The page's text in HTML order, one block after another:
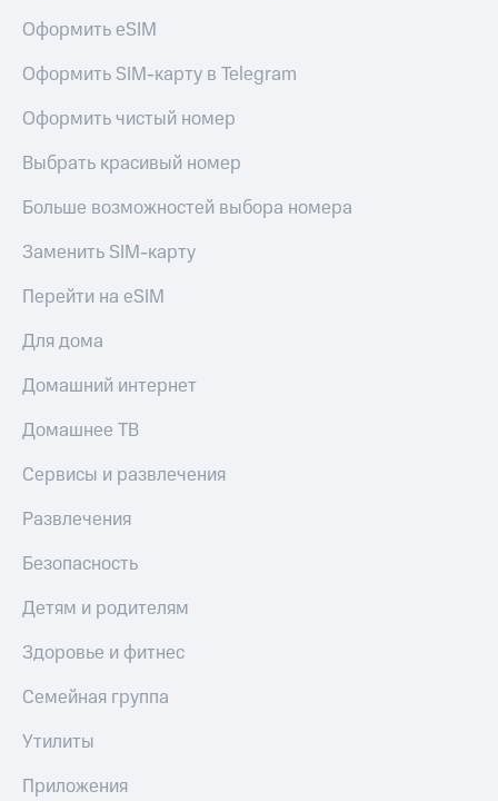
деловая этика
Оформить eSIM
Оформить SIM-карту в Telegram
Оформить чистый номер
Выбрать красивый номер
Больше возможностей выбора номера
Заменить SIM-карту
Перейти на eSIM
Для дома
Домашний интернет
Домашнее ТВ
Сервисы и развлечения
Развлечения
Безопасность
Детям и родителям
Здоровье и фитнес
Семейная группа
Утилиты
Приложения